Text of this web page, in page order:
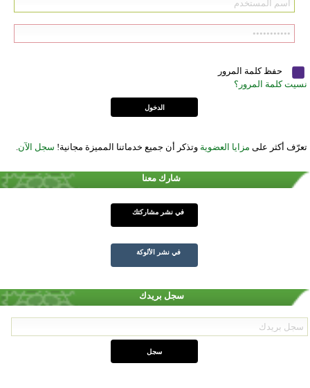
حفظ كلمة المرور
نسيت كلمة المرور؟
تعرّف أكثر على مزايا العضوية وتذكر أن جميع خدماتنا المميزة مجانية! سجل الآن.
شارك معنا
في نشر مشاركتك
في نشر الألوكة
سجل بريدك